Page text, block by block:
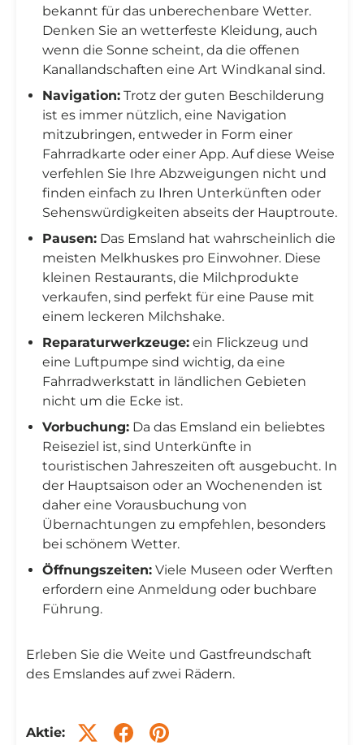
bekannt für das unberechenbare Wetter.
Denken Sie an wetterfeste Kleidung, auch
wenn die Sonne scheint, da die offenen
Kanallandschaften eine Art Windkanal sind.
Navigation: Trotz der guten Beschilderung
ist es immer nützlich, eine Navigation
mitzubringen, entweder in Form einer
Fahrradkarte oder einer App. Auf diese Weise
verfehlen Sie Ihre Abzweigungen nicht und
finden einfach zu Ihren Unterkünften oder
Sehenswürdigkeiten abseits der Hauptroute.
Pausen: Das Emsland hat wahrscheinlich die
meisten Melkhuskes pro Einwohner. Diese
kleinen Restaurants, die Milchprodukte
verkaufen, sind perfekt für eine Pause mit
einem leckeren Milchshake.
Reparaturwerkzeuge: ein Flickzeug und
eine Luftpumpe sind wichtig, da eine
Fahrradwerkstatt in ländlichen Gebieten
nicht um die Ecke ist.
Vorbuchung: Da das Emsland ein beliebtes
Reiseziel ist, sind Unterkünfte in
touristischen Jahreszeiten oft ausgebucht. In
der Hauptsaison oder an Wochenenden ist
daher eine Vorausbuchung von
Übernachtungen zu empfehlen, besonders
bei schönem Wetter.
Öffnungszeiten: Viele Museen oder Werften
erfordern eine Anmeldung oder buchbare
Führung.
Erleben Sie die Weite und Gastfreundschaft
des Emslandes auf zwei Rädern.
Aktie: